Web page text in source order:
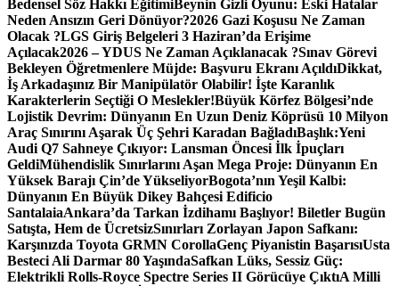
Bedensel Söz Hakkı EğitimiBeynin Gizli Oyunu: Eski Hatalar
Neden Ansızın Geri Dönüyor?2026 Gazi Koşusu Ne Zaman
Olacak ?LGS Giriş Belgeleri 3 Haziran’da Erişime
Açılacak2026 – YDUS Ne Zaman Açıklanacak ?Sınav Görevi
Bekleyen Öğretmenlere Müjde: Başvuru Ekranı AçıldıDikkat,
İş Arkadaşınız Bir Manipülatör Olabilir! İşte Karanlık
Karakterlerin Seçtiği O Meslekler!Büyük Körfez Bölgesi’nde
Lojistik Devrim: Dünyanın En Uzun Deniz Köprüsü 10 Milyon
Araç Sınırını Aşarak Üç Şehri Karadan BağladıBaşlık:Yeni
Audi Q7 Sahneye Çıkıyor: Lansman Öncesi İlk İpuçları
GeldiMühendislik Sınırlarını Aşan Mega Proje: Dünyanın En
Yüksek Barajı Çin’de YükseliyorBogota’nın Yeşil Kalbi:
Dünyanın En Büyük Dikey Bahçesi Edificio
SantalaiaAnkara’da Tarkan İzdihamı Başlıyor! Biletler Bugün
Satışta, Hem de ÜcretsizSınırları Zorlayan Japon Safkanı:
Karşınızda Toyota GRMN CorollaGenç Piyanistin BaşarısıUsta
Besteci Ali Darmar 80 YaşındaSafkan Lüks, Sessiz Güç:
Elektrikli Rolls-Royce Spectre Series II Görücüye ÇıktıA Milli